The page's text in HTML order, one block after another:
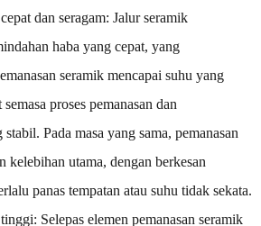
dan seragam: Jalur seramik
haba yang cepat, yang
seramik mencapai suhu yang
proses pemanasan dan
Pada masa yang sama, pemanasan
kelebihan utama, dengan berkesan
panas tempatan atau suhu tidak sekata.
Selepas elemen pemanasan seramik